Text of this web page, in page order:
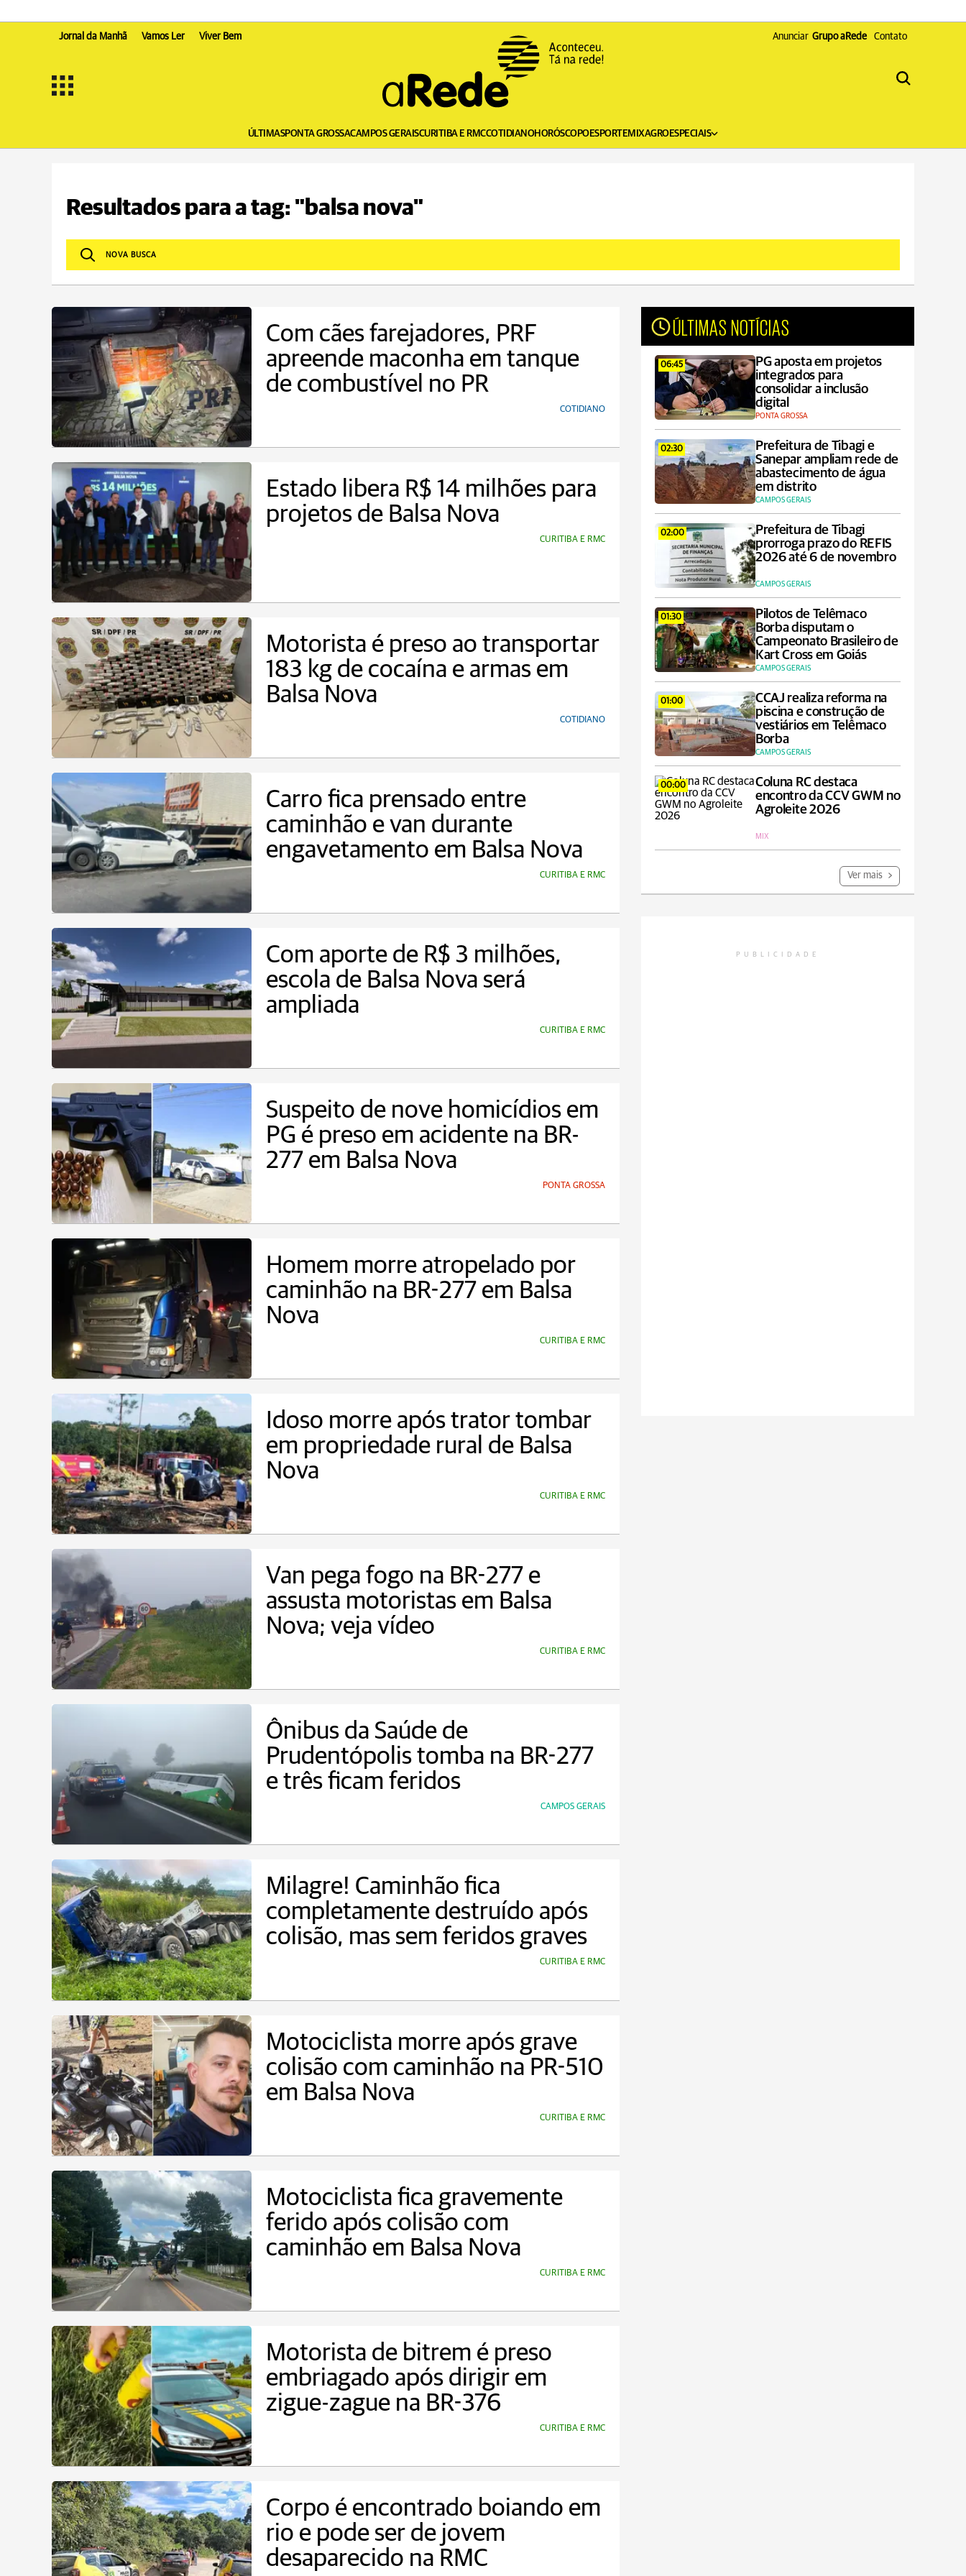
Jornal da Manhã Vamos Ler Viver Bem Anunciar Grupo aRede Contato
ÚLTIMASPONTA GROSSACAMPOS GERAISCURITIBA E RMCCOTIDIANOHORÓSCOPOESPORTEMIXAGROESPECIAIS
Resultados para a tag: "balsa nova"
Com cães farejadores, PRF
apreende maconha em tanque
de combustível no PR
COTIDIANO
Estado libera R$ 14 milhões para
projetos de Balsa Nova
CURITIBA E RMC
Motorista é preso ao transportar
183 kg de cocaína e armas em
Balsa Nova
COTIDIANO
Carro fica prensado entre
caminhão e van durante
engavetamento em Balsa Nova
CURITIBA E RMC
Com aporte de R$ 3 milhões,
escola de Balsa Nova será
ampliada
CURITIBA E RMC
Suspeito de nove homicídios em
PG é preso em acidente na BR-
277 em Balsa Nova
PONTA GROSSA
Homem morre atropelado por
caminhão na BR-277 em Balsa
Nova
CURITIBA E RMC
Idoso morre após trator tombar
em propriedade rural de Balsa
Nova
CURITIBA E RMC
Van pega fogo na BR-277 e
assusta motoristas em Balsa
Nova; veja vídeo
CURITIBA E RMC
Ônibus da Saúde de
Prudentópolis tomba na BR-277
e três ficam feridos
CAMPOS GERAIS
Milagre! Caminhão fica
completamente destruído após
colisão, mas sem feridos graves
CURITIBA E RMC
Motociclista morre após grave
colisão com caminhão na PR-510
em Balsa Nova
CURITIBA E RMC
Motociclista fica gravemente
ferido após colisão com
caminhão em Balsa Nova
CURITIBA E RMC
Motorista de bitrem é preso
embriagado após dirigir em
zigue-zague na BR-376
CURITIBA E RMC
Corpo é encontrado boiando em
rio e pode ser de jovem
desaparecido na RMC
ÚLTIMAS NOTÍCIAS
06:45
PG aposta em projetos
integrados para
consolidar a inclusão
digital
PONTA GROSSA
02:30
Prefeitura de Tibagi e
Sanepar ampliam rede de
abastecimento de água
em distrito
CAMPOS GERAIS
02:00
Prefeitura de Tibagi
prorroga prazo do REFIS
2026 até 6 de novembro
CAMPOS GERAIS
01:30
Pilotos de Telêmaco
Borba disputam o
Campeonato Brasileiro de
Kart Cross em Goiás
CAMPOS GERAIS
01:00
CCAJ realiza reforma na
piscina e construção de
vestiários em Telêmaco
Borba
CAMPOS GERAIS
00:00
Coluna RC destaca
encontro da CCV GWM no
Agroleite 2026
MIX
Ver mais
PUBLICIDADE